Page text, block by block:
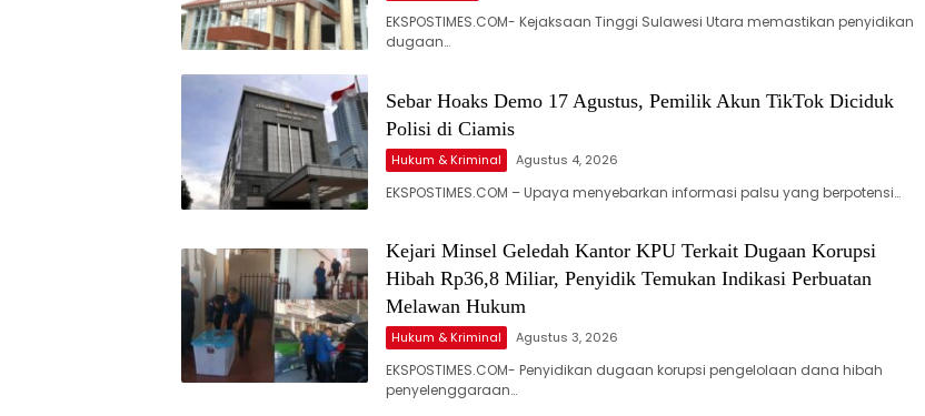
EKSPOSTIMES.COM- Kejaksaan Tinggi Sulawesi Utara memastikan penyidikan
dugaan…
Sebar Hoaks Demo 17 Agustus, Pemilik Akun TikTok Diciduk
Polisi di Ciamis
Hukum & Kriminal Agustus 4, 2026
EKSPOSTIMES.COM – Upaya menyebarkan informasi palsu yang berpotensi…
Kejari Minsel Geledah Kantor KPU Terkait Dugaan Korupsi
Hibah Rp36,8 Miliar, Penyidik Temukan Indikasi Perbuatan
Melawan Hukum
Hukum & Kriminal Agustus 3, 2026
EKSPOSTIMES.COM- Penyidikan dugaan korupsi pengelolaan dana hibah
penyelenggaraan…